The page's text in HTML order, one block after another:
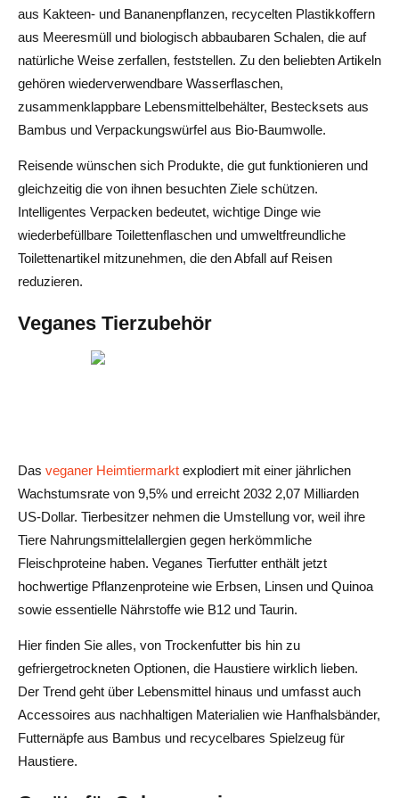
aus Kakteen- und Bananenpflanzen, recycelten Plastikkoffern
aus Meeresmüll und biologisch abbaubaren Schalen, die auf
natürliche Weise zerfallen, feststellen. Zu den beliebten Artikeln
gehören wiederverwendbare Wasserflaschen,
zusammenklappbare Lebensmittelbehälter, Bestecksets aus
Bambus und Verpackungswürfel aus Bio-Baumwolle.
Reisende wünschen sich Produkte, die gut funktionieren und
gleichzeitig die von ihnen besuchten Ziele schützen.
Intelligentes Verpacken bedeutet, wichtige Dinge wie
wiederbefüllbare Toilettenflaschen und umweltfreundliche
Toilettenartikel mitzunehmen, die den Abfall auf Reisen
reduzieren.
Veganes Tierzubehör
Das veganer Heimtiermarkt explodiert mit einer jährlichen
Wachstumsrate von 9,5% und erreicht 2032 2,07 Milliarden
US-Dollar. Tierbesitzer nehmen die Umstellung vor, weil ihre
Tiere Nahrungsmittelallergien gegen herkömmliche
Fleischproteine haben. Veganes Tierfutter enthält jetzt
hochwertige Pflanzenproteine wie Erbsen, Linsen und Quinoa
sowie essentielle Nährstoffe wie B12 und Taurin.
Hier finden Sie alles, von Trockenfutter bis hin zu
gefriergetrockneten Optionen, die Haustiere wirklich lieben.
Der Trend geht über Lebensmittel hinaus und umfasst auch
Accessoires aus nachhaltigen Materialien wie Hanfhalsbänder,
Futternäpfe aus Bambus und recycelbares Spielzeug für
Haustiere.